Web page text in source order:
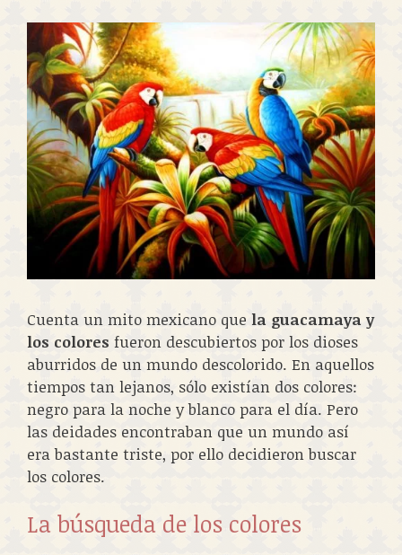
Cuenta un mito mexicano que la guacamaya y
los colores fueron descubiertos por los dioses
aburridos de un mundo descolorido. En aquellos
tiempos tan lejanos, sólo existían dos colores:
negro para la noche y blanco para el día. Pero
las deidades encontraban que un mundo así
era bastante triste, por ello decidieron buscar
los colores.
La búsqueda de los colores